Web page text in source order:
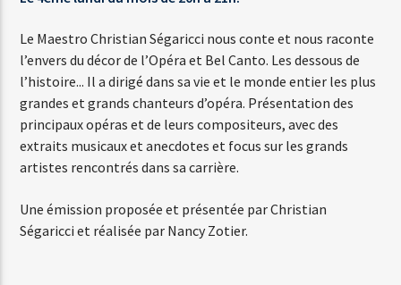
SHE'S A LADY
TOM JONES
Le Maestro Christian Ségaricci nous conte et nous raconte
l’envers du décor de l’Opéra et Bel Canto. Les dessous de
l’histoire... Il a dirigé dans sa vie et le monde entier les plus
grandes et grands chanteurs d’opéra. Présentation des
principaux opéras et de leurs compositeurs, avec des
extraits musicaux et anecdotes et focus sur les grands
artistes rencontrés dans sa carrière.
Une émission proposée et présentée par Christian
Ségaricci et réalisée par Nancy Zotier.